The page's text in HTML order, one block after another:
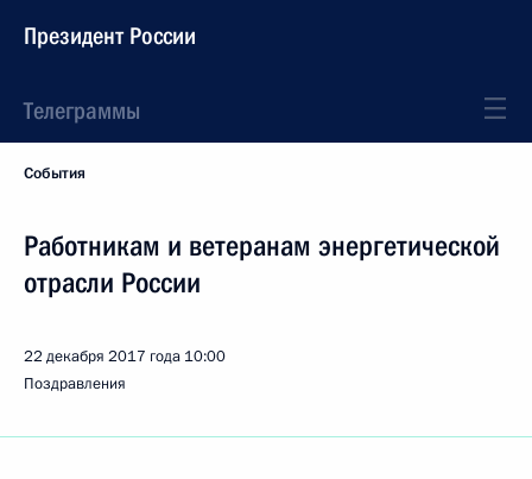
Президент России
Телеграммы
События
Работникам и ветеранам энергетической
отрасли России
22 декабря 2017 года 10:00
Поздравления